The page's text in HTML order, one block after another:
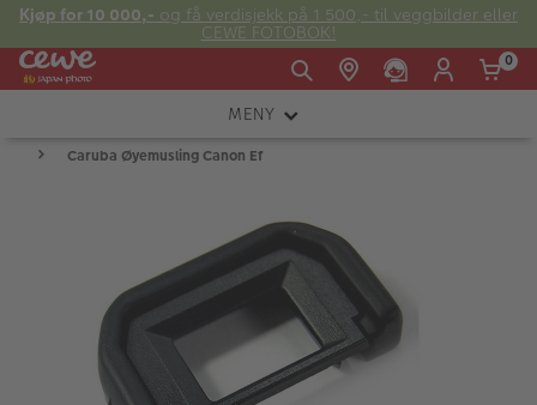
Kjøp for 10 000,- og få verdisjekk på 1 500,- til veggbilder eller
CEWE FOTOBOK!
Fre:
E-post:
kundeservice@japanphoto.no
0
MENY
KAMERA
LYS OG STUDIO
Caruba Øyemusling Canon Ef